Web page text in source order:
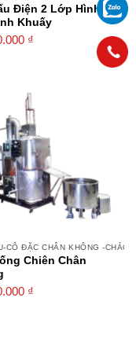
Điện 2 Lớp Hình Trụ
Khuấy
₫
CÔ ĐẶC CHÂN KHÔNG -CHẢO
Chiên Chân
₫